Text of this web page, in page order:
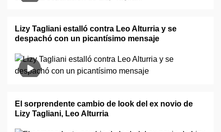
Lizy Tagliani estalló contra Leo Alturria y se
despachó con un picantísimo mensaje
El sorprendente cambio de look del ex novio de
Lizy Tagliani, Leo Alturria